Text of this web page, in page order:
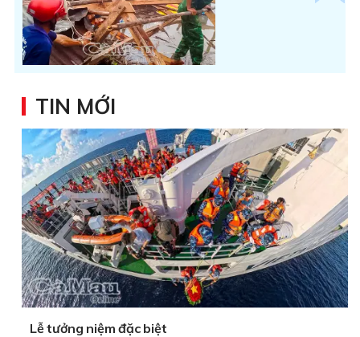
TIN MỚI
Lễ tưởng niệm đặc biệt